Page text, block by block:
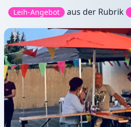
Leih-Angebot aus der Rubrik